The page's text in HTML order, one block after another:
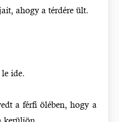
ahogy a térdére ült.
ide.
a férfi ölében, hogy a